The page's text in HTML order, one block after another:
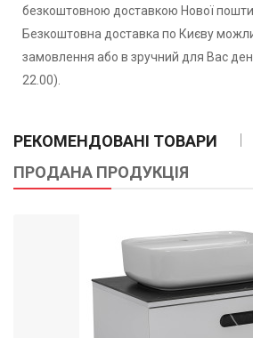
безкоштовною доставкою Нової пошти
Безкоштовна доставка по Києву
замовлення або в зручний для Вас
22.00).
РЕКОМЕНДОВАНІ ТОВАРИ
ПРОДАНА ПРОДУКЦІЯ